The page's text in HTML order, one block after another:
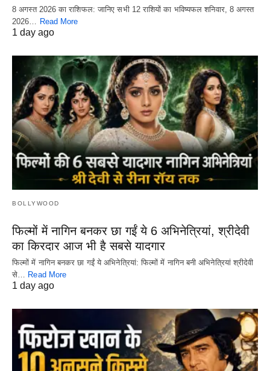
8 अगस्त 2026 का राशिफल: जानिए सभी 12 राशियों का भविष्यफल शनिवार, 8 अगस्त
2026…
Read More
1 day ago
BOLLYWOOD
फिल्मों में नागिन बनकर छा गईं ये 6 अभिनेत्रियां, श्रीदेवी
का किरदार आज भी है सबसे यादगार
फिल्मों में नागिन बनकर छा गईं ये अभिनेत्रियां: फिल्मों में नागिन बनी अभिनेत्रियां श्रीदेवी
से… Read More
1 day ago